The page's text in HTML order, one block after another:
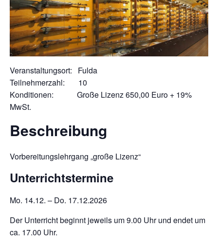
Veranstaltungsort: Fulda
Teilnehmerzahl: 10
Konditionen: Große Lizenz 650,00 Euro + 19%
MwSt.
Beschreibung
Vorbereitungslehrgang „große Lizenz“
Unterrichtstermine
Mo. 14.12. – Do. 17.12.2026
Der Unterricht beginnt jeweils um 9.00 Uhr und endet um
ca. 17.00 Uhr.